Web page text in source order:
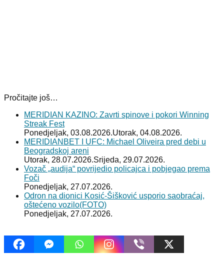
Pročitajte još…
MERIDIAN KAZINO: Zavrti spinove i pokori Winning
Streak Fest
Ponedjeljak, 03.08.2026.Utorak, 04.08.2026.
MERIDIANBET I UFC: Michael Oliveira pred debi u
Beogradskoj areni
Utorak, 28.07.2026.Srijeda, 29.07.2026.
Vozač „audija“ povrijedio policajca i pobjegao prema
Foči
Ponedjeljak, 27.07.2026.
Odron na dionici Kosić-Šišković usporio saobraćaj,
oštećeno vozilo(FOTO)
Ponedjeljak, 27.07.2026.